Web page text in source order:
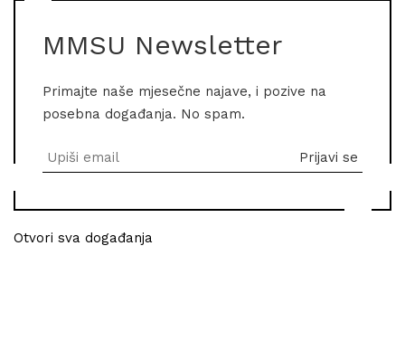
MMSU Newsletter
Primajte naše mjesečne najave, i pozive na
posebna događanja. No spam.
Otvori sva događanja